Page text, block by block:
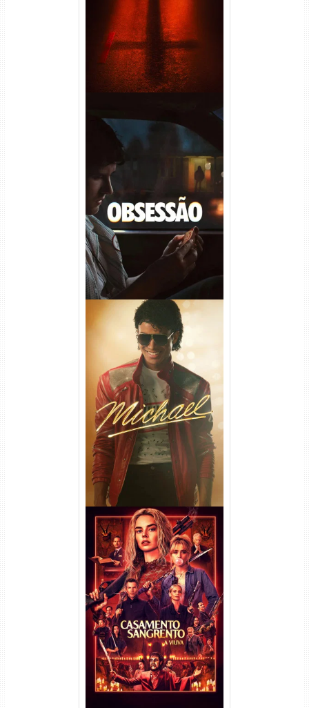
Obsessão Torrent (2026)
WEB-DL 1080p/4K Dual
Áudio
Michael Torrent (2026) WEB-
DL 1080p/4K Dual Áudio
Casamento Sangrento: A
Viúva Torrent (2026) WEB-DL
720p/1080p/4K Dual Áudio